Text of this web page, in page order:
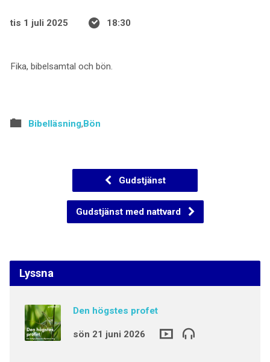
tis 1 juli 2025 18:30
Fika, bibelsamtal och bön.
Bibelläsning,Bön
Gudstjänst
Gudstjänst med nattvard
Lyssna
Den högstes profet
sön 21 juni 2026